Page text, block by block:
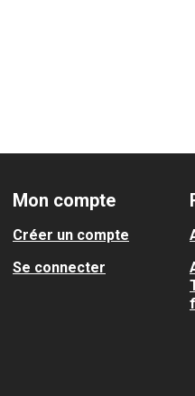
Mon compte
Créer un compte
Se connecter